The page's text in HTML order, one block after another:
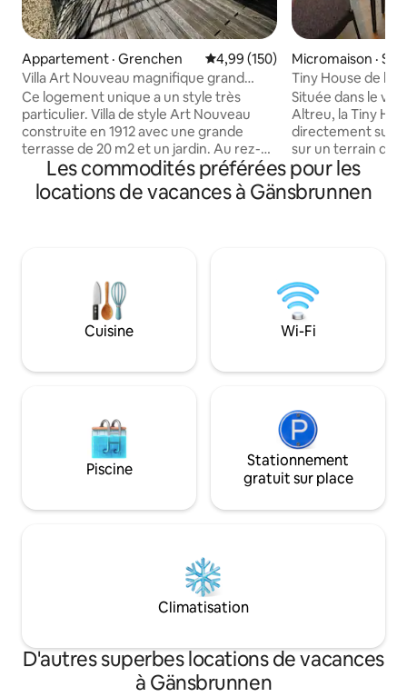
Appartement · Grenchen Note moyenne de 4,99 sur 5,
4,99 (150)
Villa Art Nouveau magnifique grand
appartement
Ce logement unique a un style très
particulier. Villa de style Art Nouveau
construite en 1912 avec une grande
terrasse de 20 m2 et un jardin. Au rez-
de-chaussée surélevé, un grand
appartement de 80 m2 avec tout ce que
vous pouvez désirer. Nous prenons soin
sonne plus. L'appartement est très
agréable, grand, propre, lumineux et
nouvellement meublé. Sentez-vous les
bienvenus. Carpe Diem 🦋
Micromaison ·
Tiny House de
Située dans le
Altreu, la Tiny
directement sur
sur un terrain de
hébergement
avec une vue
Entièrement
vous invite à faire
pied et à vélo.
se trouve le
Les commodités préférées pour les
locations de vacances à Gänsbrunnen
Cuisine Wi-Fi
Piscine
Stationnement
gratuit sur place
Climatisation
D'autres superbes locations de vacances
à Gänsbrunnen